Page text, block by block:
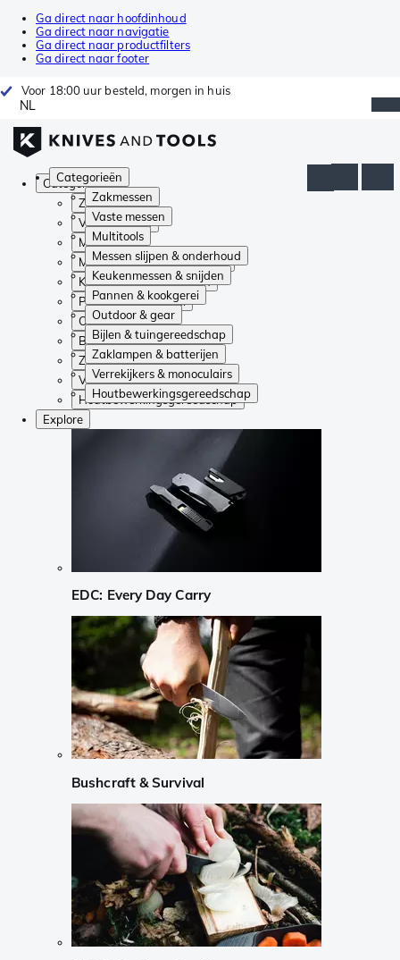
Ga direct naar hoofdinhoud
Ga direct naar navigatie
Ga direct naar productfilters
Ga direct naar footer
Voor 18:00 uur besteld, morgen in huis
NL
Categorieën
Zakmessen
Vaste messen
Multitools
Messen slijpen & onderhoud
Keukenmessen & snijden
Pannen & kookgerei
Outdoor & gear
Bijlen & tuingereedschap
Zaklampen & batterijen
Verrekijkers & monoculairs
Houtbewerkingsgereedschap
Categorieën
Zakmessen
Vaste messen
Multitools
Messen slijpen & onderhoud
Keukenmessen & snijden
Pannen & kookgerei
Outdoor & gear
Bijlen & tuingereedschap
Zaklampen & batterijen
Verrekijkers & monoculairs
Houtbewerkingsgereedschap
Explore
EDC: Every Day Carry
Bushcraft & Survival